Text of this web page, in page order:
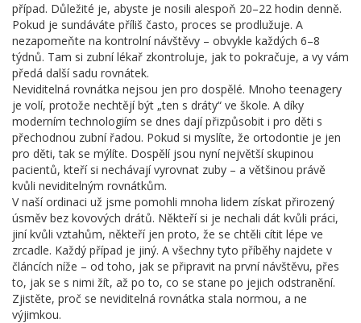
případ. Důležité je, abyste je nosili alespoň 20–22 hodin denně.
Pokud je sundáváte příliš často, proces se prodlužuje. A
nezapomeňte na kontrolní návštěvy – obvykle každých 6–8
týdnů. Tam si zubní lékař zkontroluje, jak to pokračuje, a vy vám
předá další sadu rovnátek.
Neviditelná rovnátka nejsou jen pro dospělé. Mnoho teenagery
je volí, protože nechtějí být „ten s dráty“ ve škole. A díky
moderním technologiím se dnes dají přizpůsobit i pro děti s
přechodnou zubní řadou. Pokud si myslíte, že ortodontie je jen
pro děti, tak se mýlíte. Dospělí jsou nyní největší skupinou
pacientů, kteří si nechávají vyrovnat zuby – a většinou právě
kvůli neviditelným rovnátkům.
V naší ordinaci už jsme pomohli mnoha lidem získat přirozený
úsměv bez kovových drátů. Někteří si je nechali dát kvůli práci,
jiní kvůli vztahům, někteří jen proto, že se chtěli cítit lépe ve
zrcadle. Každý případ je jiný. A všechny tyto příběhy najdete v
článcích níže – od toho, jak se připravit na první návštěvu, přes
to, jak se s nimi žít, až po to, co se stane po jejich odstranění.
Zjistěte, proč se neviditelná rovnátka stala normou, a ne
výjimkou.